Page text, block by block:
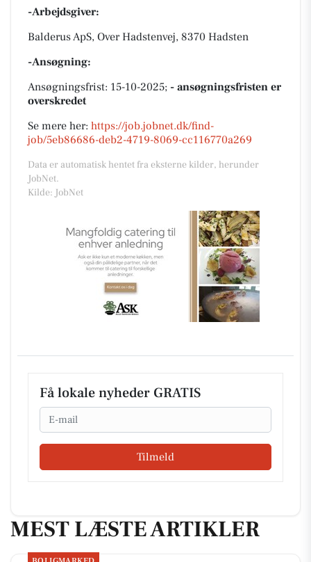
-Arbejdsgiver:
Balderus ApS, Over Hadstenvej, 8370 Hadsten
-Ansøgning:
Ansøgningsfrist: 15-10-2025; - ansøgningsfristen er
overskredet
Se mere her: https://job.jobnet.dk/find-
job/5eb86686-deb2-4719-8069-cc116770a269
Data er automatisk hentet fra eksterne kilder, herunder
JobNet.
Kilde: JobNet
Få lokale nyheder GRATIS
Email
Tilmeld
MEST LÆSTE ARTIKLER